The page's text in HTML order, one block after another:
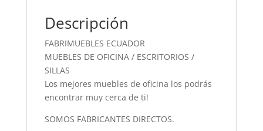
Descripción
FABRIMUEBLES ECUADOR
MUEBLES DE OFICINA / ESCRITORIOS /
SILLAS
Los mejores muebles de oficina los podrás
encontrar muy cerca de ti!
SOMOS FABRICANTES DIRECTOS.